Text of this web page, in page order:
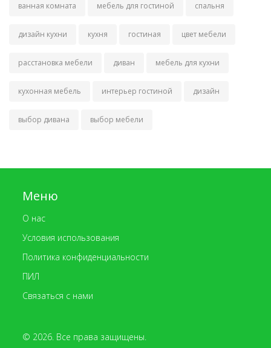
ванная комната мебель для гостиной спальня
дизайн кухни кухня гостиная цвет мебели
расстановка мебели диван мебель для кухни
кухонная мебель интерьер гостиной дизайн
выбор дивана выбор мебели
Меню
О нас
Условия использования
Политика конфиденциальности
ПИЛ
Связаться с нами
© 2026. Все права защищены.